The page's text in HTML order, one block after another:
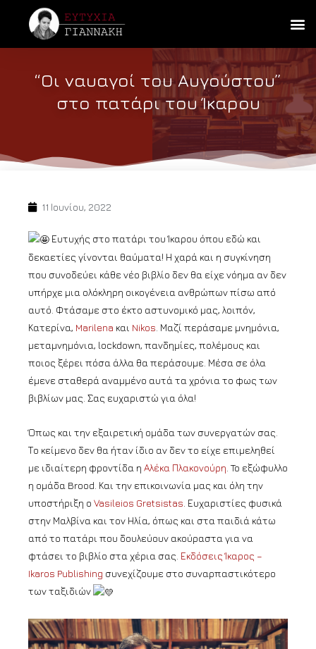
“Οι ναυαγοί του Αυγούστου”
στο πατάρι του Ίκαρου
11 Ιουνίου, 2022
Ευτυχής στο πατάρι του Ίκαρου όπου εδώ και
δεκαετίες γίνονται θαύματα! Η χαρά και η συγκίνηση
που συνοδεύει κάθε νέο βιβλίο δεν θα είχε νόημα αν δεν
υπήρχε μια ολόκληρη οικογένεια ανθρώπων πίσω από
αυτό. Φτάσαμε στο έκτο αστυνομικό μας, λοιπόν,
Κατερίνα, Marilena και Nikos. Μαζί περάσαμε μνημόνια,
μεταμνημόνια, lockdown, πανδημίες, πολέμους και
ποιος ξέρει πόσα άλλα θα περάσουμε. Μέσα σε όλα
έμενε σταθερά αναμμένο αυτά τα χρόνια το φως των
βιβλίων μας. Σας ευχαριστώ για όλα!
Όπως και την εξαιρετική ομάδα των συνεργατών σας.
Το κείμενο δεν θα ήταν ίδιο αν δεν το είχε επιμεληθεί
με ιδιαίτερη φροντίδα η Αλέκα Πλακονούρη. To εξώφυλλο
η ομάδα Brood. Και την επικοινωνία μας και όλη την
υποστήριξη ο Vasileios Gretsistas. Ευχαριστίες φυσικά
στην Μαλβίνα και τον Ηλία, όπως και στα παιδιά κάτω
από το πατάρι που δουλεύουν ακούραστα για να
φτάσει το βιβλίο στα χέρια σας. Εκδόσεις Ίκαρος –
Ikaros Publishing συνεχίζουμε στο συναρπαστικότερο
των ταξιδιών